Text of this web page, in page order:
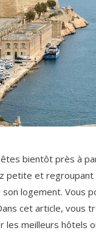
bientôt près à
petite et
logement.
cet article, vous
meilleurs hôtels